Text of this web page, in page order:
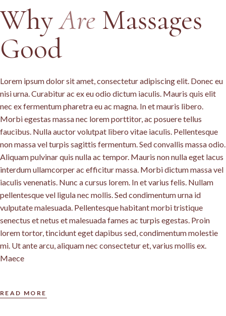
WhyAre Massages
Good
Lorem ipsum dolor sit amet, consectetur adipiscing elit. Donec eu
nisi urna. Curabitur ac ex eu odio dictum iaculis. Mauris quis elit
nec ex fermentum pharetra eu ac magna. In et mauris libero.
Morbi egestas massa nec lorem porttitor, ac posuere tellus
faucibus. Nulla auctor volutpat libero vitae iaculis. Pellentesque
non massa vel turpis sagittis fermentum. Sed convallis massa odio.
Aliquam pulvinar quis nulla ac tempor. Mauris non nulla eget lacus
interdum ullamcorper ac efficitur massa. Morbi dictum massa vel
iaculis venenatis. Nunc a cursus lorem. In et varius felis. Nullam
pellentesque vel ligula nec mollis. Sed condimentum urna id
vulputate malesuada. Pellentesque habitant morbi tristique
senectus et netus et malesuada fames ac turpis egestas. Proin
lorem tortor, tincidunt eget dapibus sed, condimentum molestie
mi. Ut ante arcu, aliquam nec consectetur et, varius mollis ex.
Maece
READ MORE